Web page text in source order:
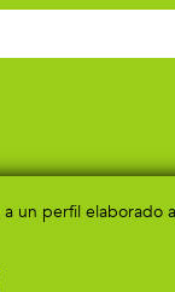
un perfil